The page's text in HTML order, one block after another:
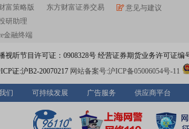
庆、广州、深圳、大连和杭州等经济中心城市。公司以“成
梦想”为使命,秉承“专业、敬业、高效、诚信、担当”的企业
托财富管理、投资银行以及投资管理三大支柱业务,围绕公
支持、机构销售、PB外包以及资管产品创设等跨业务关键
力业务发展,成为价值驱动,极具活力和特色的全国一流证券
务商。
富策略版
研助理
金融终端
东方财富证券交易
意见与建议
视听节目许可证：0908328号 经营证券期货业务许可证编
证:沪B2-20070217 网站备案号:沪ICP备05006054号-11
们 可持续发展 广告服务 供应商平台